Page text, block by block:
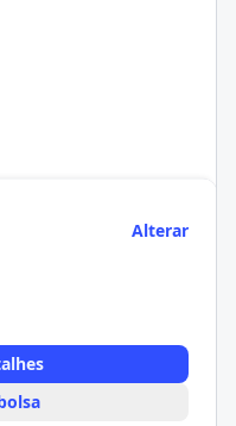
Alterar